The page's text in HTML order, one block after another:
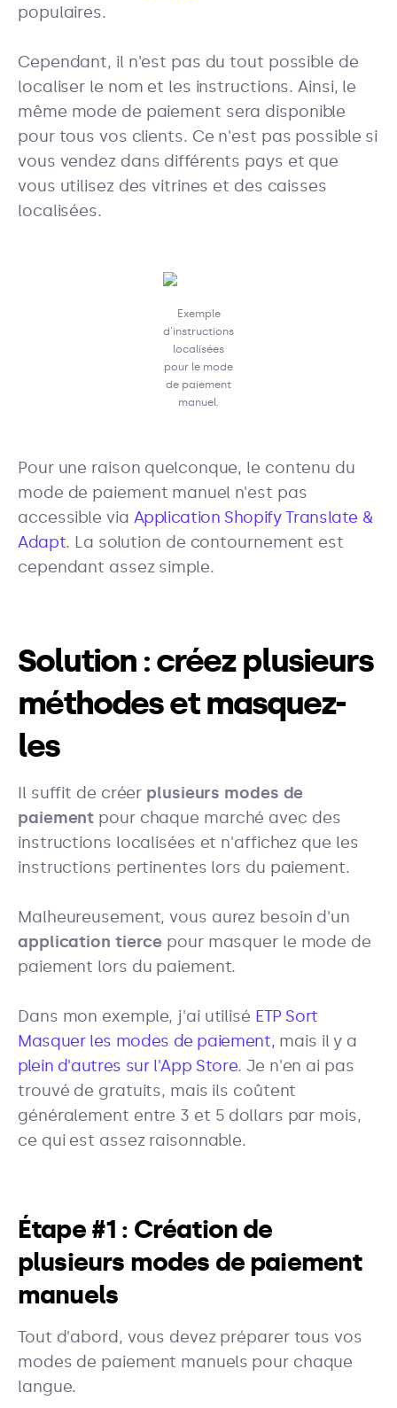
populaires.
Cependant, il n'est pas du tout possible de
localiser le nom et les instructions. Ainsi, le
même mode de paiement sera disponible
pour tous vos clients. Ce n'est pas possible si
vous vendez dans différents pays et que
vous utilisez des vitrines et des caisses
localisées.
Exemple
d'instructions
localisées
pour le mode
de paiement
manuel.
Pour une raison quelconque, le contenu du
mode de paiement manuel n'est pas
accessible via Application Shopify Translate &
Adapt. La solution de contournement est
cependant assez simple.
Solution : créez plusieurs
méthodes et masquez-
les
Il suffit de créer plusieurs modes de
paiement pour chaque marché avec des
instructions localisées et n'affichez que les
instructions pertinentes lors du paiement.
Malheureusement, vous aurez besoin d'un
application tierce pour masquer le mode de
paiement lors du paiement.
Dans mon exemple, j'ai utilisé ETP Sort
Masquer les modes de paiement, mais il y a
plein d'autres sur l'App Store. Je n'en ai pas
trouvé de gratuits, mais ils coûtent
généralement entre 3 et 5 dollars par mois,
ce qui est assez raisonnable.
Étape #1 : Création de
plusieurs modes de paiement
manuels
Tout d'abord, vous devez préparer tous vos
modes de paiement manuels pour chaque
langue.